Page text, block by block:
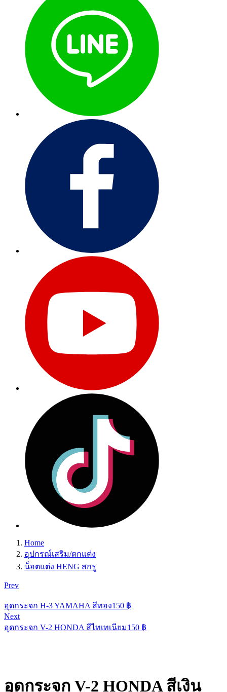
Home
อุปกรณ์เสริม/ตกแต่ง
น็อตแต่ง HENG สกรู
Prev
อุดกระจก H-3 YAMAHA สีทอง150 ฿
Next
อุดกระจก V-2 HONDA สีไทเทเนียม150 ฿
อุดกระจก V-2 HONDA สีเงิน